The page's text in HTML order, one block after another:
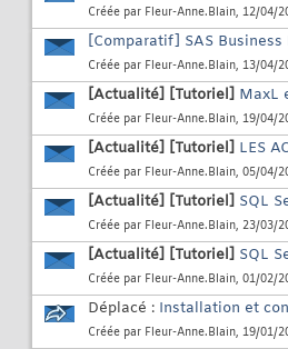
Créée par Fleur-Anne.Blain, 12/04/
[Comparatif] SAS
Créée par Fleur-Anne.Blain, 13/04/
[Actualité] [Tutoriel] MaxL
Créée par Fleur-Anne.Blain, 19/04/
[Actualité] [Tutoriel] LES
Créée par Fleur-Anne.Blain, 05/04/
[Actualité] [Tutoriel] SQL
Créée par Fleur-Anne.Blain, 23/03/
[Actualité] [Tutoriel] SQL
Créée par Fleur-Anne.Blain, 01/02/
Déplacé : Installation et
Créée par Fleur-Anne.Blain, 19/01/